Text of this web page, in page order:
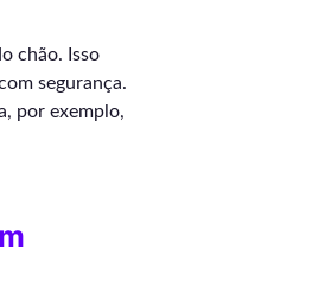
chão. Isso
segurança.
por exemplo,